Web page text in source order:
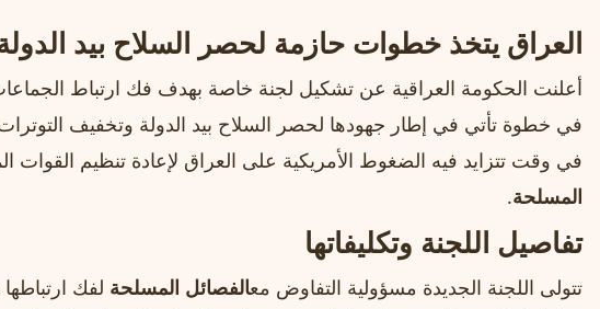
العراق يتخذ خطوات حازمة لحصر السلاح بيد
أعلنت الحكومة العراقية عن تشكيل لجنة خاصة بهدف فك ارتباط
في خطوة تأتي في إطار جهودها لحصر السلاح بيد الدولة وتخفيف التوترات
في وقت تتزايد فيه الضغوط الأمريكية على العراق لإعادة تنظيم القوات
المسلحة.
تفاصيل اللجنة وتكليفاتها
تتولى اللجنة الجديدة مسؤولية التفاوض معالفصائل المسلحة لفك